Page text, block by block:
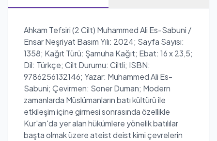
Ahkam Tefsiri (2 Cilt) Muhammed Ali Es-Sabuni /
Ensar Neşriyat Basım Yılı: 2024; Sayfa Sayısı:
1358; Kağıt Türü: Şamuha Kağıt; Ebat: 16 x 23,5;
Dil: Türkçe; Cilt Durumu: Ciltli; ISBN:
9786256132146; Yazar: Muhammed Ali Es-
Sabuni; Çevirmen: Soner Duman; Modern
zamanlarda Müslümanların batı kültürü ile
etkileşim içine girmesi sonrasında özellikle
Kur'an'da yer alan hükümlere yönelik batılılar
başta olmak üzere ateist deist kimi çevrelerin